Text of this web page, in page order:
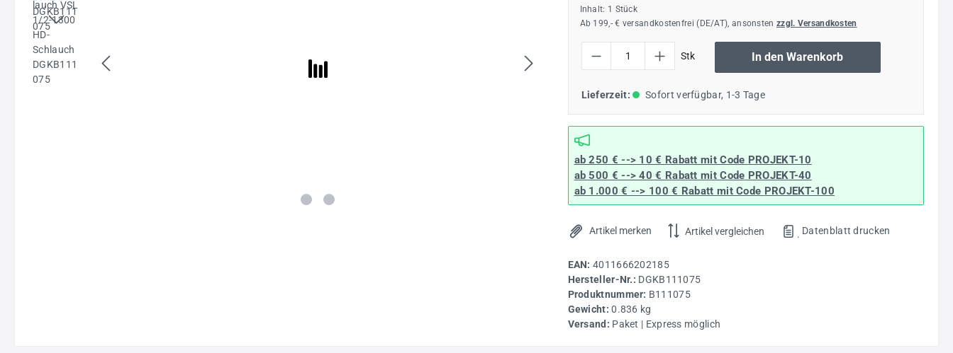
Inhalt: 1 Stück
Ab 199,- € versandkostenfrei (DE/AT), ansonsten zzgl. Versandkosten
Stk In den Warenkorb
Lieferzeit: Sofort verfügbar, 1-3 Tage
ab 250 € --> 10 € Rabatt mit Code PROJEKT-10
ab 500 € --> 40 € Rabattmit Code PROJEKT-40
ab 1.000 € --> 100 € Rabatt mit Code PROJEKT-100
Artikel merken Artikel vergleichen . Datenblatt drucken
EAN: 4011666202185
Hersteller-Nr.: DGKB111075
Produktnummer: B111075
Gewicht:0.836 kg
Versand: Paket | Express möglich